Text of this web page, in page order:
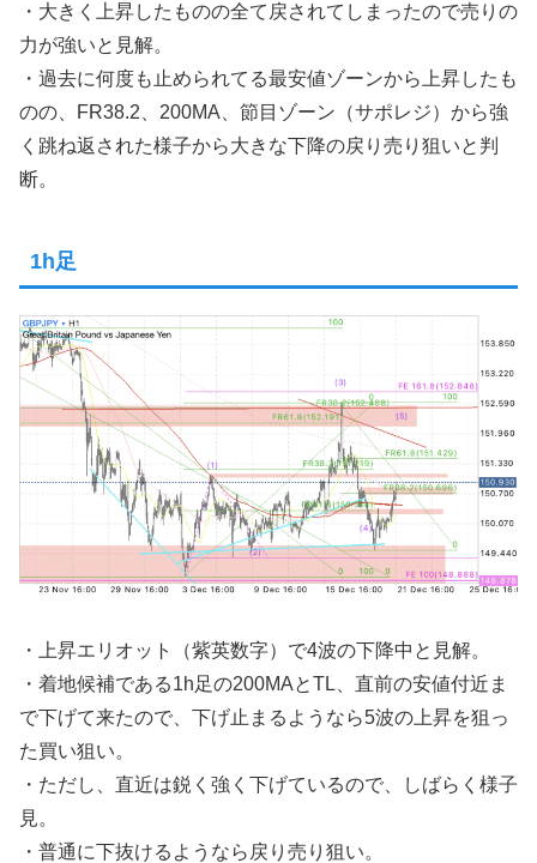
・大きく上昇したものの全て戻されてしまったので売りの
力が強いと見解。
・過去に何度も止められてる最安値ゾーンから上昇したも
のの、FR38.2、200MA、節目ゾーン（サポレジ）から強
く跳ね返された様子から大きな下降の戻り売り狙いと判
断。
1h足
・上昇エリオット（紫英数字）で4波の下降中と見解。
・着地候補である1h足の200MAとTL、直前の安値付近ま
で下げて来たので、下げ止まるようなら5波の上昇を狙っ
た買い狙い。
・ただし、直近は鋭く強く下げているので、しばらく様子
見。
・普通に下抜けるようなら戻り売り狙い。